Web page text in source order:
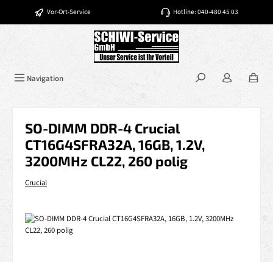
Zum Hauptinhalt springen
Vor-Ort-Service Hotline: 040-480 45 03
Navigation
SO-DIMM DDR-4 Crucial
CT16G4SFRA32A, 16GB, 1.2V,
3200MHz CL22, 260 polig
Crucial
Bildergalerie überspringen